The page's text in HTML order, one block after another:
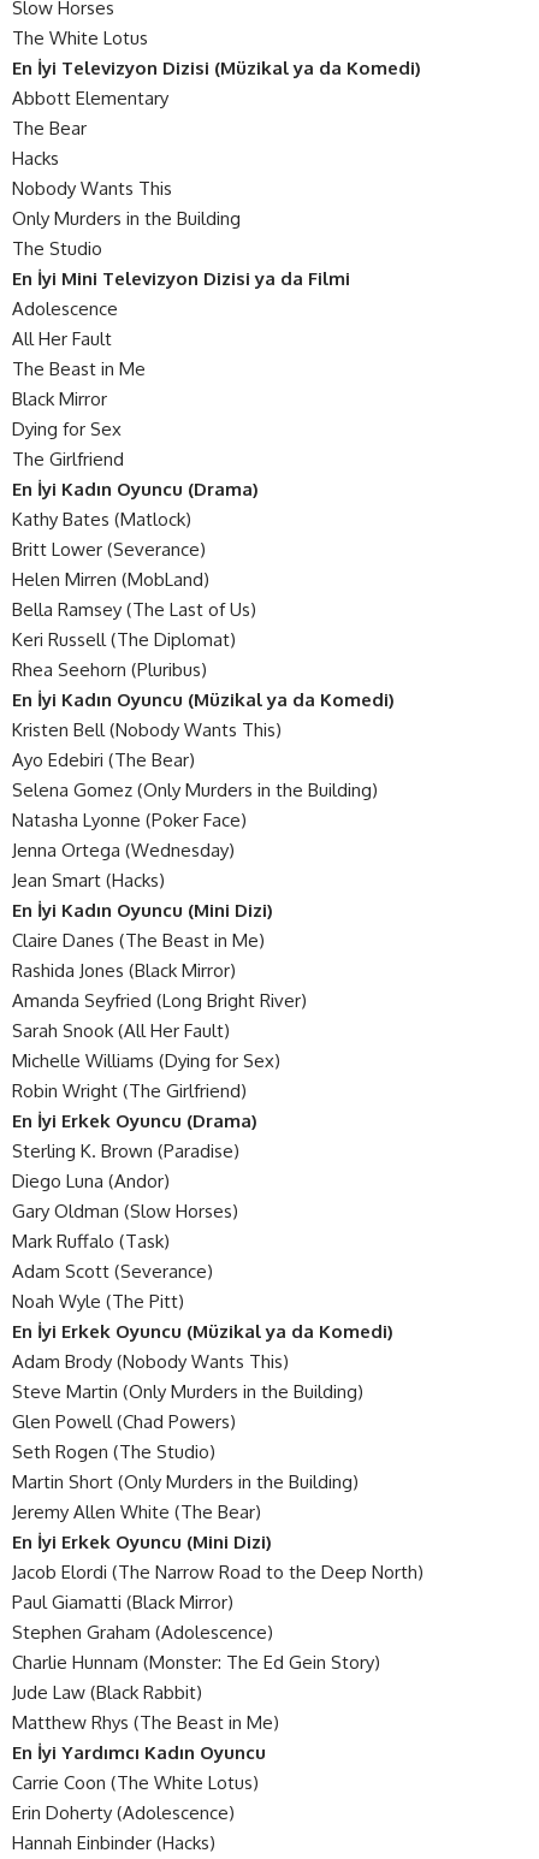
Slow Horses
The White Lotus
En İyi Televizyon Dizisi (Müzikal ya da Komedi)
Abbott Elementary
The Bear
Hacks
Nobody Wants This
Only Murders in the Building
The Studio
En İyi Mini Televizyon Dizisi ya da Filmi
Adolescence
All Her Fault
The Beast in Me
Black Mirror
Dying for Sex
The Girlfriend
En İyi Kadın Oyuncu (Drama)
Kathy Bates (Matlock)
Britt Lower (Severance)
Helen Mirren (MobLand)
Bella Ramsey (The Last of Us)
Keri Russell (The Diplomat)
Rhea Seehorn (Pluribus)
En İyi Kadın Oyuncu (Müzikal ya da Komedi)
Kristen Bell (Nobody Wants This)
Ayo Edebiri (The Bear)
Selena Gomez (Only Murders in the Building)
Natasha Lyonne (Poker Face)
Jenna Ortega (Wednesday)
Jean Smart (Hacks)
En İyi Kadın Oyuncu (Mini Dizi)
Claire Danes (The Beast in Me)
Rashida Jones (Black Mirror)
Amanda Seyfried (Long Bright River)
Sarah Snook (All Her Fault)
Michelle Williams (Dying for Sex)
Robin Wright (The Girlfriend)
En İyi Erkek Oyuncu (Drama)
Sterling K. Brown (Paradise)
Diego Luna (Andor)
Gary Oldman (Slow Horses)
Mark Ruffalo (Task)
Adam Scott (Severance)
Noah Wyle (The Pitt)
En İyi Erkek Oyuncu (Müzikal ya da Komedi)
Adam Brody (Nobody Wants This)
Steve Martin (Only Murders in the Building)
Glen Powell (Chad Powers)
Seth Rogen (The Studio)
Martin Short (Only Murders in the Building)
Jeremy Allen White (The Bear)
En İyi Erkek Oyuncu (Mini Dizi)
Jacob Elordi (The Narrow Road to the Deep North)
Paul Giamatti (Black Mirror)
Stephen Graham (Adolescence)
Charlie Hunnam (Monster: The Ed Gein Story)
Jude Law (Black Rabbit)
Matthew Rhys (The Beast in Me)
En İyi Yardımcı Kadın Oyuncu
Carrie Coon (The White Lotus)
Erin Doherty (Adolescence)
Hannah Einbinder (Hacks)